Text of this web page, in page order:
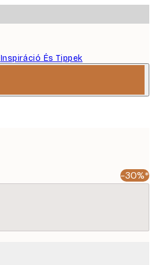
Inspiráció És Tippek
-30%*